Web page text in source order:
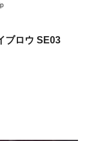
ブロウ SE03